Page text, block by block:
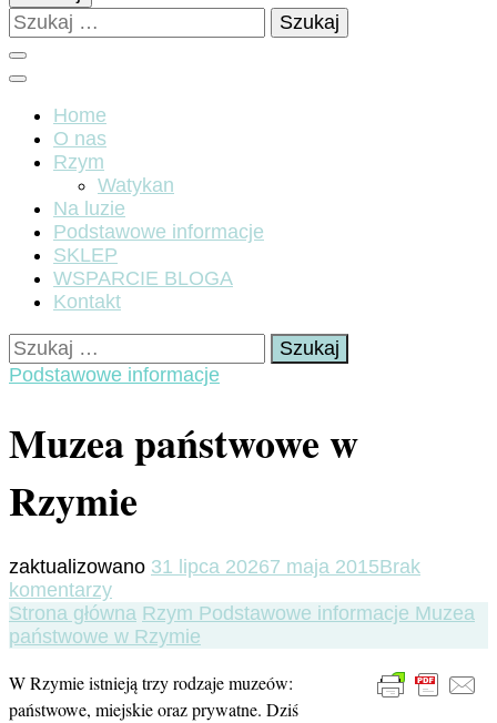
Szukaj:
Home
O nas
Rzym
Watykan
Na luzie
Podstawowe informacje
SKLEP
WSPARCIE BLOGA
Kontakt
Szukaj:
Podstawowe informacje
Muzea państwowe w
Rzymie
zaktualizowano 31 lipca 20267 maja 2015Brak
komentarzydo
Muzea
państwowe
Rzymie
Strona główna Rzym Podstawowe informacje Muzea
państwowe w Rzymie
W Rzymie istnieją trzy rodzaje muzeów:
państwowe, miejskie oraz prywatne. Dziś